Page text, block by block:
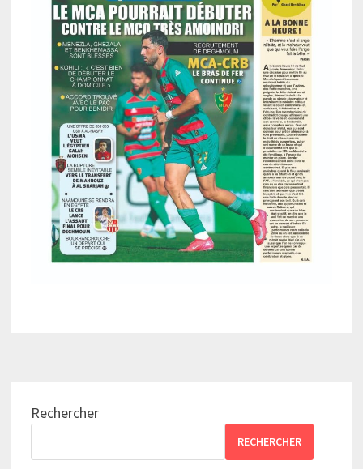
Rechercher
RECHERCHER